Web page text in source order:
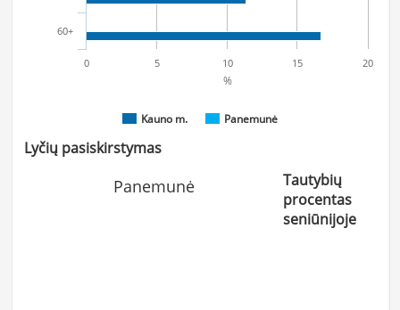
%
Kauno m. Panemunė
60+
0 5 10 15 20
Lyčių pasiskirstymas
Panemunė
Tautybių
procentas
seniūnijoje